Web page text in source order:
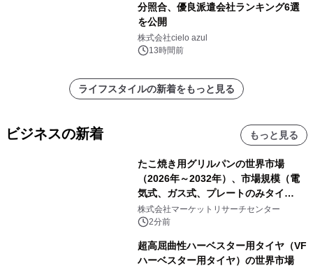
分照合、優良派遣会社ランキング6選
を公開
株式会社cielo azul
13時間前
ライフスタイルの新着をもっと見る
ビジネスの新着 もっと見る
たこ焼き用グリルパンの世界市場
（2026年～2032年）、市場規模（電
気式、ガス式、プレートのみタイ
プ）・分析レポートを発表
株式会社マーケットリサーチセンター
2分前
超高屈曲性ハーベスター用タイヤ（VF
ハーベスター用タイヤ）の世界市場